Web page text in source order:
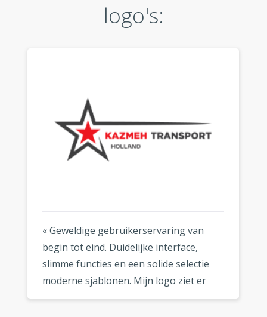
logo's:
« Geweldige gebruikerservaring van
begin tot eind. Duidelijke interface,
slimme functies en een solide selectie
moderne sjablonen. Mijn logo ziet er
fantastisch uit, waar ik het ook gebruik.